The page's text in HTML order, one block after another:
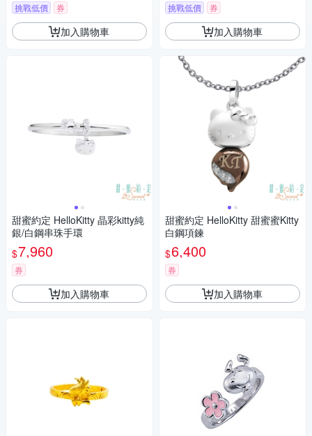
挑戰低價 券
加入購物車
甜蜜約定 HelloKitty 晶彩kitty純
銀/白鋼串珠手環
$7,960
券
加入購物車
挑戰低價 券
加入購物車
甜蜜約定 HelloKitty 甜蜜蜜Kitty
白鋼項鍊
$6,400
券
加入購物車